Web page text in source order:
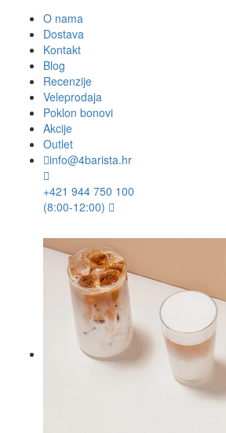
O nama
Dostava
Kontakt
Blog
Recenzije
Veleprodaja
Poklon bonovi
Akcije
Outlet
info@4barista.hr
+421 944 750 100
(8:00-12:00)